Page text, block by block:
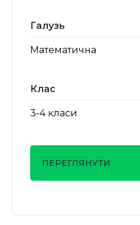
Галузь
Математична
Клас
3-4 класи
ПЕРЕГЛЯНУТИ